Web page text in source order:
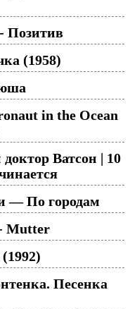
Позитив
(1958)
in the Ocean
Ватсон | 10
— По городам
Mutter
Песенка